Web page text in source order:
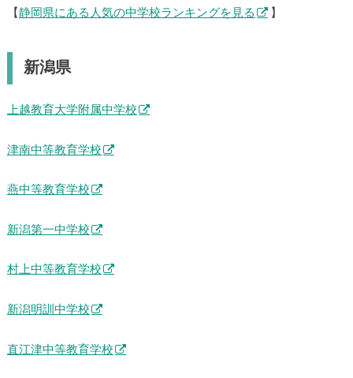
【 静岡県にある人気の中学校ランキングを見る 】
新潟県
上越教育大学附属中学校
津南中等教育学校
燕中等教育学校
新潟第一中学校
村上中等教育学校
新潟明訓中学校
直江津中等教育学校